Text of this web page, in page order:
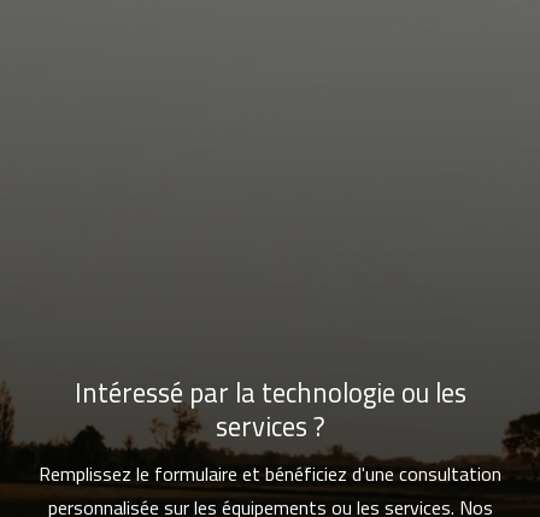
Intéressé par la technologie ou les
services ?
Remplissez le formulaire et bénéficiez d'une consultation
personnalisée sur les équipements ou les services. Nos